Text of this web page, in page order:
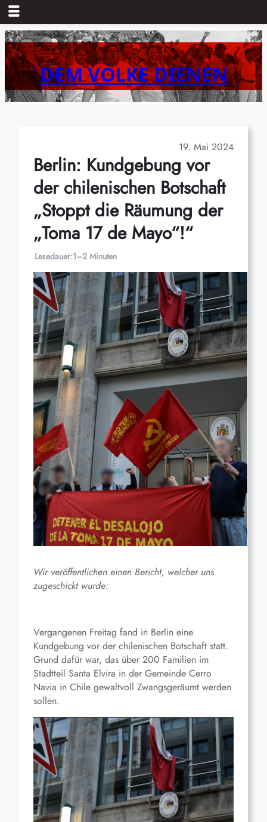
Zum
Inhalt
springenDEM VOLKE DIENEN
19. Mai 2024
Berlin: Kundgebung vor
der chilenischen Botschaft
„Stoppt die Räumung der
„Toma 17 de Mayo“!“
Lesedauer:1–2 Minuten
Wir veröffentlichen einen Bericht, welcher uns
zugeschickt wurde:
Vergangenen Freitag fand in Berlin eine
Kundgebung vor der chilenischen Botschaft statt.
Grund dafür war, das über 200 Familien im
Stadtteil Santa Elvira in der Gemeinde Cerro
Navia in Chile gewaltvoll Zwangsgeräumt werden
sollen.